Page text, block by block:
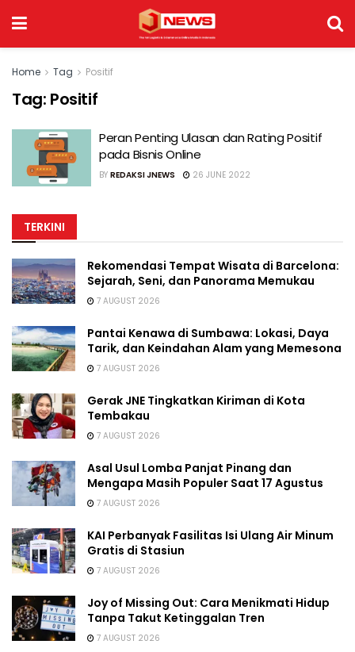
Home Tag Positif
Tag: Positif
Peran Penting Ulasan dan Rating Positif
pada Bisnis Online
BY REDAKSI JNEWS 26 JUNE 2022
TERKINI
Rekomendasi Tempat Wisata di Barcelona:
Sejarah, Seni, dan Panorama Memukau
7 AUGUST 2026
Pantai Kenawa di Sumbawa: Lokasi, Daya
Tarik, dan Keindahan Alam yang Memesona
7 AUGUST 2026
Gerak JNE Tingkatkan Kiriman di Kota
Tembakau
7 AUGUST 2026
Asal Usul Lomba Panjat Pinang dan
Mengapa Masih Populer Saat 17 Agustus
7 AUGUST 2026
KAI Perbanyak Fasilitas Isi Ulang Air Minum
Gratis di Stasiun
7 AUGUST 2026
Joy of Missing Out: Cara Menikmati Hidup
Tanpa Takut Ketinggalan Tren
7 AUGUST 2026